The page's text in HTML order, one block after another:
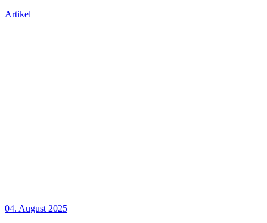
Artikel
04. August 2025